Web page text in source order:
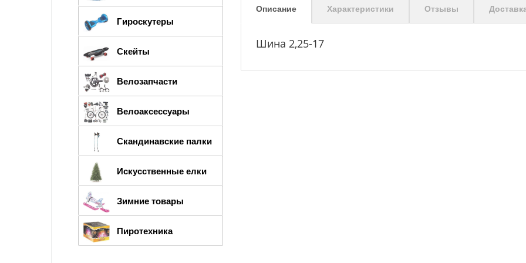
Описание Характеристики Отзывы
Шина 2,25-17
Гироскутеры
Скейты
Велозапчасти
Велоаксессуары
Скандинавские палки
Искусственные елки
Зимние товары
Пиротехника